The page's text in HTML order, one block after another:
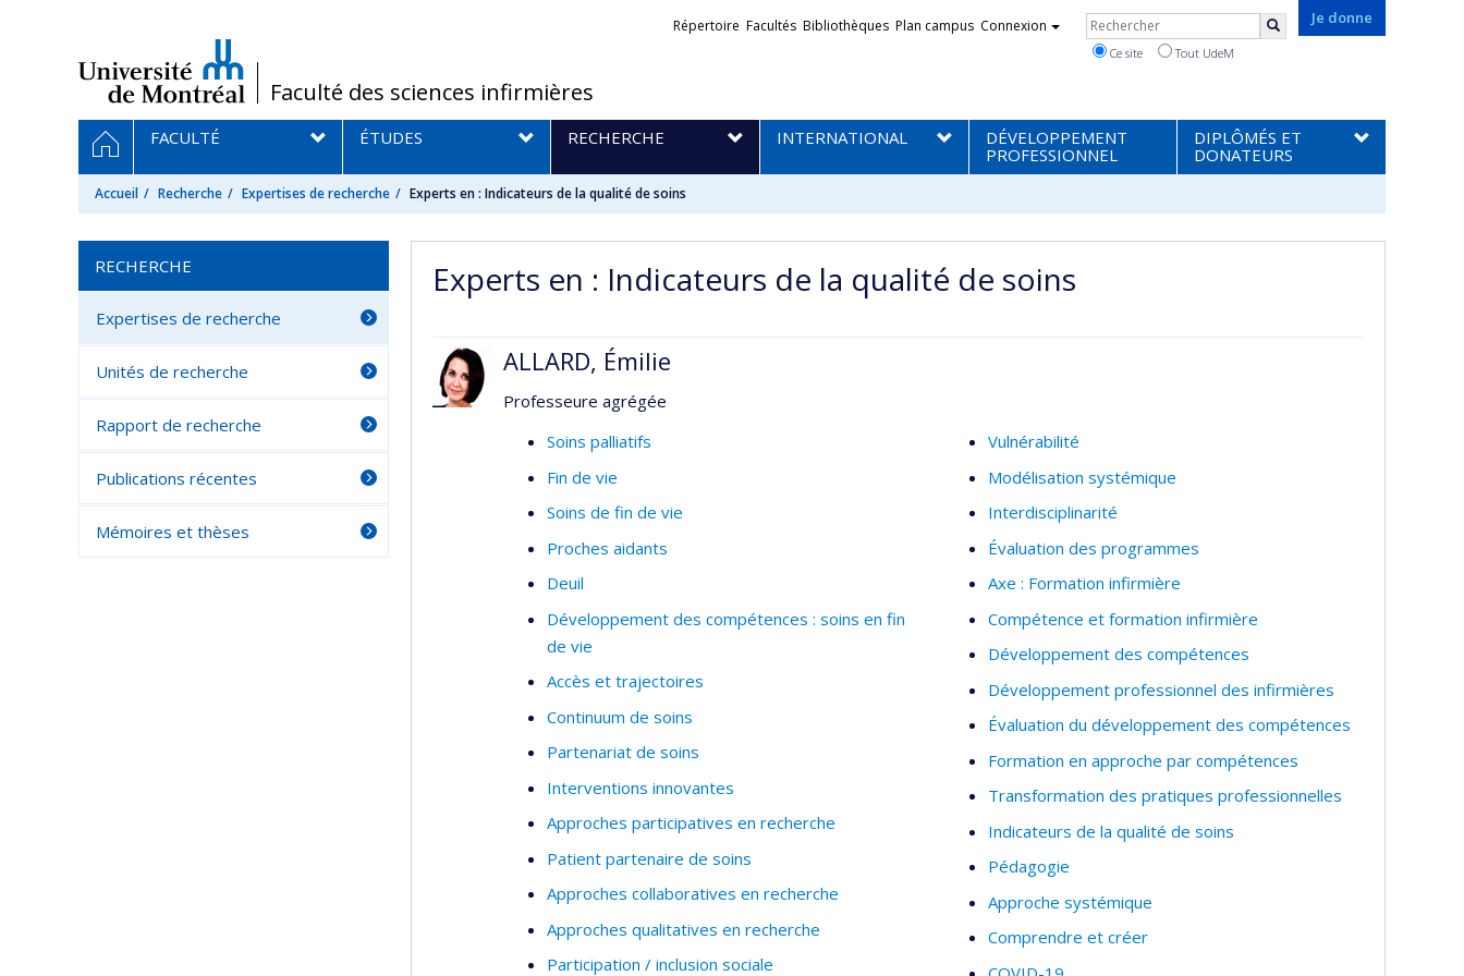
/Faculté des sciences infirmières
Je donne
Liens
Répertoire Facultés Bibliothèques Plan campus Connexion Rechercher
Ce site Tout UdeM
Navigation
principale
ACCUEIL
FACULTÉ ÉTUDES RECHERCHE INTERNATIONAL
DÉVELOPPEMENT
PROFESSIONNEL
DIPLÔMÉS ET
DONATEURS
Accueil Recherche Expertises de recherche Experts en : Indicateurs de la qualité de soins
Experts en : Indicateurs de la qualité de soins
ALLARD, Émilie
Professeure agrégée
Soins palliatifs
Fin de vie
Soins de fin de vie
Proches aidants
Deuil
Développement des compétences : soins en fin
de vie
Accès et trajectoires
Continuum de soins
Partenariat de soins
Interventions innovantes
Approches participatives en recherche
Patient partenaire de soins
Approches collaboratives en recherche
Approches qualitatives en recherche
Participation / inclusion sociale
Vulnérabilité
Modélisation systémique
Interdisciplinarité
Évaluation des programmes
Axe : Formation infirmière
Compétence et formation infirmière
Développement des compétences
Développement professionnel des infirmières
Évaluation du développement des compétences
Formation en approche par compétences
Transformation des pratiques professionnelles
Indicateurs de la qualité de soins
Pédagogie
Approche systémique
Comprendre et créer
RECHERCHE
Expertises de recherche
Unités de recherche
Rapport de recherche
Publications récentes
Mémoires et thèses